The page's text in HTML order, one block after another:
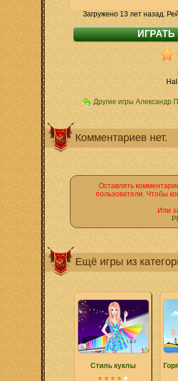
Загружено 13 лет назад.
Другие игры Александр
Комментариев нет.
Оставлять
пользователи. Чтобы
Или
Ещё игры из
Стиль куклы